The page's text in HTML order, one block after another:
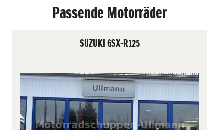
Passende Motorräder
SUZUKI GSX-R125